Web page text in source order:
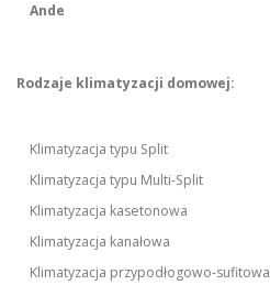
Ande
Rodzaje klimatyzacji domowej:
Klimatyzacja typu Split
Klimatyzacja typu Multi-Split
Klimatyzacja kasetonowa
Klimatyzacja kanałowa
Klimatyzacja przypodłogowo-sufitowa